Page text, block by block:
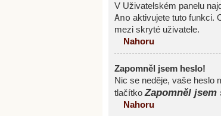
V Uživatelském panelu
Ano aktivujete tuto funkci.
mezi skryté uživatele.
Nahoru
Zapomněl jsem heslo!
Nic se neděje, vaše heslo
tlačítko Zapomněl jsem
Nahoru